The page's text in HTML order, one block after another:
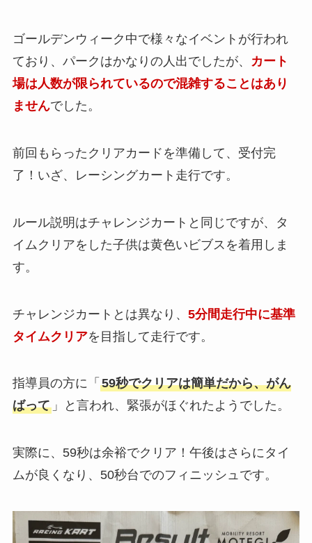
ゴールデンウィーク中で様々なイベントが行われ
ており、パークはかなりの人出でしたが、
カート
場は人数が限られているので混雑することはあり
ませんでした。
前回もらったクリアカードを準備して、受付完
了！いざ、レーシングカート走行です。
ルール説明はチャレンジカートと同じですが、タ
イムクリアをした子供は黄色いビブスを着用しま
す。
チャレンジカートとは異なり、 5分間走行中に基準
タイムクリアを目指して走行です。
指導員の方に「 59秒でクリアは簡単だから、がん
ばって」と言われ、緊張がほぐれたようでした。
実際に、59秒は余裕でクリア！午後はさらにタイ
ムが良くなり、50秒台でのフィニッシュです。